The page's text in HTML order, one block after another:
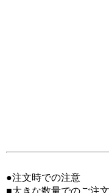
●注文時での